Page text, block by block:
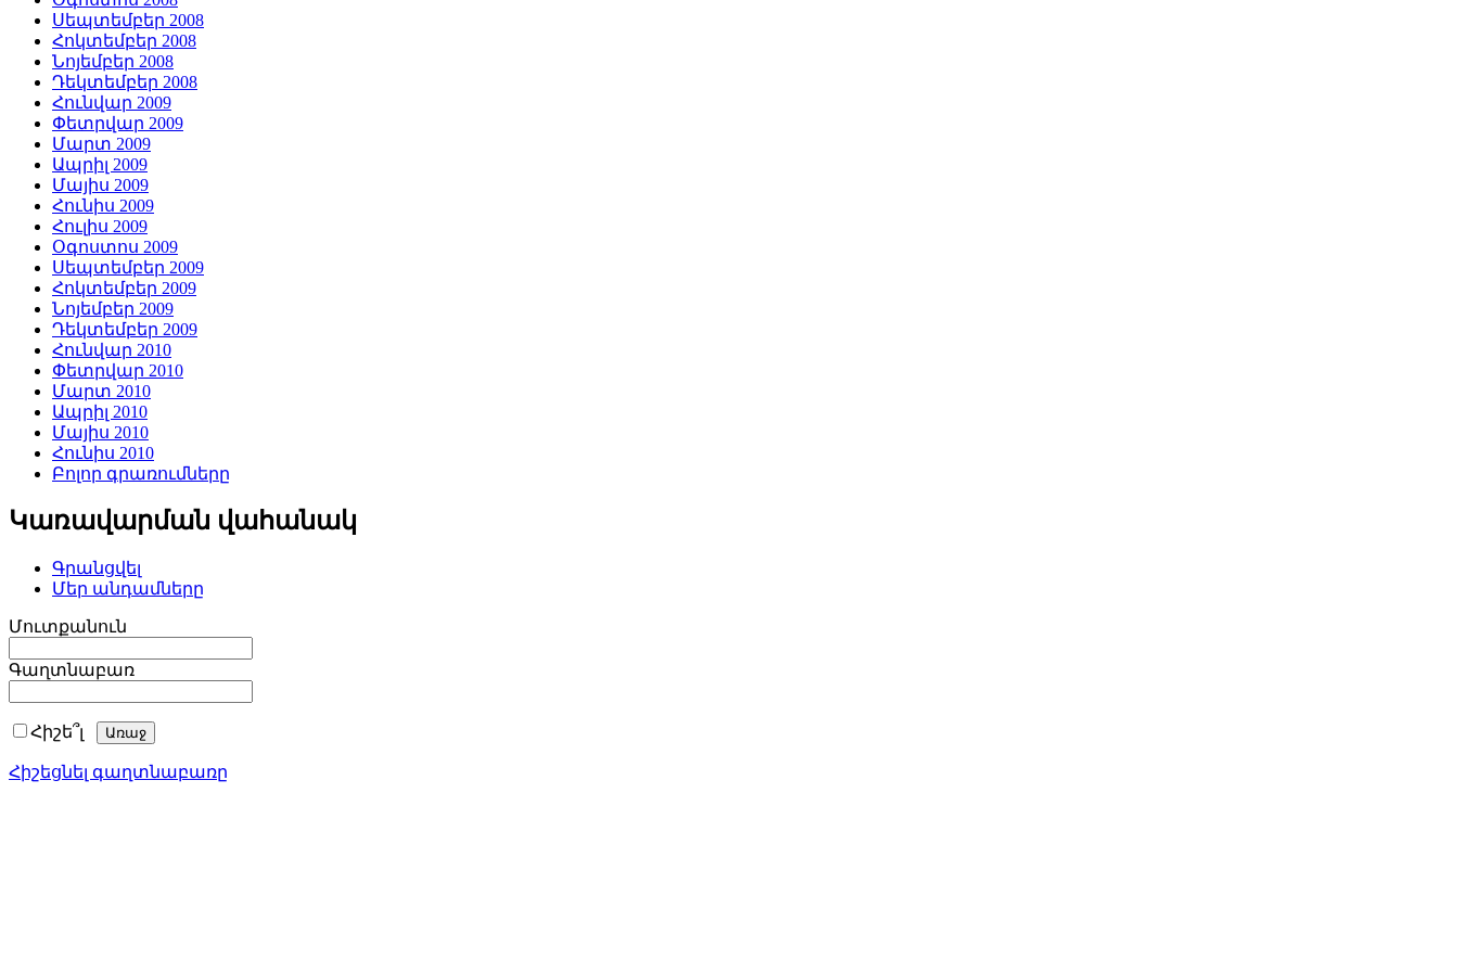
Սեպտեմբեր 2008
Հոկտեմբեր 2008
Նոյեմբեր 2008
Դեկտեմբեր 2008
Հունվար 2009
Փետրվար 2009
Մարտ 2009
Ապրիլ 2009
Մայիս 2009
Հունիս 2009
Հուլիս 2009
Օգոստոս 2009
Սեպտեմբեր 2009
Հոկտեմբեր 2009
Նոյեմբեր 2009
Դեկտեմբեր 2009
Հունվար 2010
Փետրվար 2010
Մարտ 2010
Ապրիլ 2010
Մայիս 2010
Հունիս 2010
Բոլոր գրառումները
Կառավարման վահանակ
Գրանցվել
Մեր անդամները
Մուտքանուն
Գաղտնաբառ
Հիշե՞լ
Հիշեցնել գաղտնաբառը